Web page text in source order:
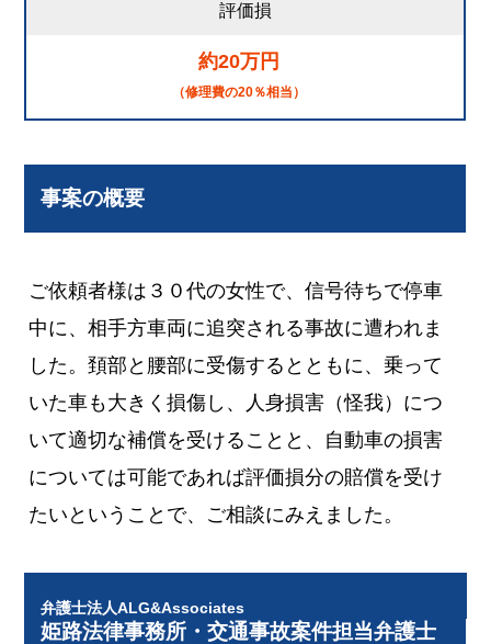
評価損
約20万円
（修理費の20％相当）
事案の概要
ご依頼者様は３０代の女性で、信号待ちで停車
中に、相手方車両に追突される事故に遭われま
した。頚部と腰部に受傷するとともに、乗って
いた車も大きく損傷し、人身損害（怪我）につ
いて適切な補償を受けることと、自動車の損害
については可能であれば評価損分の賠償を受け
たいということで、ご相談にみえました。
弁護士法人ALG&Associates
姫路法律事務所・交通事故案件担当弁護士